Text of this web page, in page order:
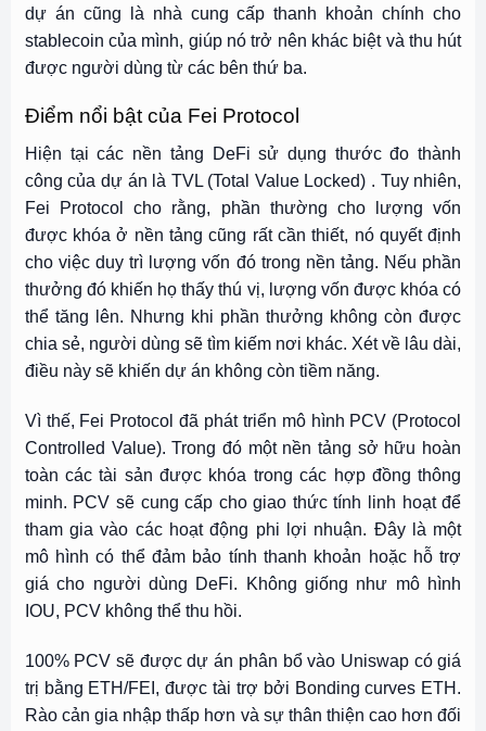
dự án cũng là nhà cung cấp thanh khoản chính cho
stablecoin của mình, giúp nó trở nên khác biệt và thu hút
được người dùng từ các bên thứ ba.
Điểm nổi bật của Fei Protocol
Hiện tại các nền tảng DeFi sử dụng thước đo thành
công của dự án là TVL (Total Value Locked) . Tuy nhiên,
Fei Protocol cho rằng, phần thường cho lượng vốn
được khóa ở nền tảng cũng rất cần thiết, nó quyết định
cho việc duy trì lượng vốn đó trong nền tảng. Nếu phần
thưởng đó khiến họ thấy thú vị, lượng vốn được khóa có
thể tăng lên. Nhưng khi phần thưởng không còn được
chia sẻ, người dùng sẽ tìm kiếm nơi khác. Xét về lâu dài,
điều này sẽ khiến dự án không còn tiềm năng.
Vì thế, Fei Protocol đã phát triển mô hình PCV (Protocol
Controlled Value). Trong đó một nền tảng sở hữu hoàn
toàn các tài sản được khóa trong các hợp đồng thông
minh. PCV sẽ cung cấp cho giao thức tính linh hoạt để
tham gia vào các hoạt động phi lợi nhuận. Đây là một
mô hình có thể đảm bảo tính thanh khoản hoặc hỗ trợ
giá cho người dùng DeFi. Không giống như mô hình
IOU, PCV không thể thu hồi.
100% PCV sẽ được dự án phân bổ vào Uniswap có giá
trị bằng ETH/FEI, được tài trợ bởi Bonding curves ETH.
Rào cản gia nhập thấp hơn và sự thân thiện cao hơn đối